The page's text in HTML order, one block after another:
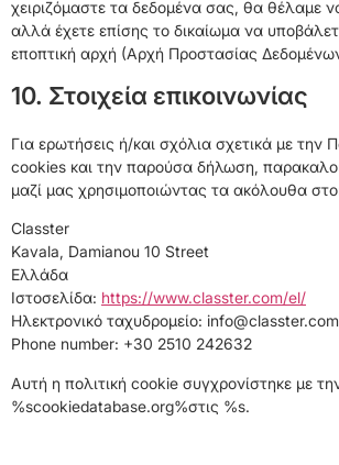
χειριζόμαστε τα δεδομένα σας, θα θέλαμε
αλλά έχετε επίσης το δικαίωμα να
εποπτική αρχή (Αρχή Προστασίας
10. Στοιχεία επικοινωνίας
Για ερωτήσεις ή/και σχόλια σχετικά με την
cookies και την παρούσα δήλωση,
μαζί μας χρησιμοποιώντας τα ακόλουθα
Classter
Kavala, Damianou 10 Street
Ελλάδα
Ιστοσελίδα: https://www.classter.com/el/
Ηλεκτρονικό ταχυδρομείο: info@classter.com
Phone number: +30 2510 242632
Αυτή η πολιτική cookie συγχρονίστηκε με
%scookiedatabase.org%στις %s.